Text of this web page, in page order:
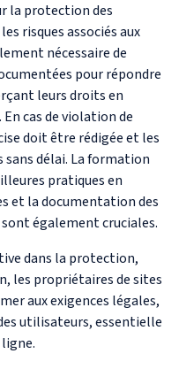
la protection des
risques associés aux
nécessaire de
pour répondre
leurs droits en
cas de violation de
doit être rédigée et les
délai. La formation
pratiques en
et la documentation des
également cruciales.
dans la protection,
les propriétaires de sites
aux exigences légales,
utilisateurs, essentielle